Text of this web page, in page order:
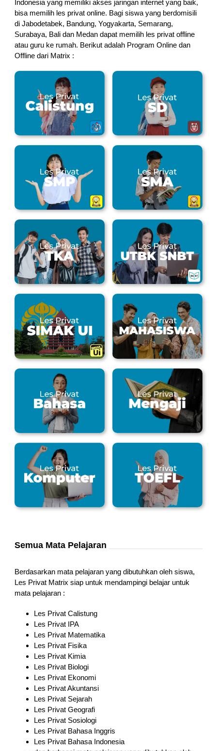
Indonesia yang memiliki akses jaringan internet yang baik,
bisa memilih les privat online. Bagi siswa yang berdomisili
di Jabodetabek, Bandung, Yogyakarta, Semarang,
Surabaya, Bali dan Medan dapat memilih les privat offline
atau guru ke rumah. Berikut adalah Program Online dan
Offline dari Matrix :
Semua Mata Pelajaran
Berdasarkan mata pelajaran yang dibutuhkan oleh siswa,
Les Privat Matrix siap untuk mendampingi belajar untuk
mata pelajaran :
Les Privat Calistung
Les Privat IPA
Les Privat Matematika
Les Privat Fisika
Les Privat Kimia
Les Privat Biologi
Les Privat Ekonomi
Les Privat Akuntansi
Les Privat Sejarah
Les Privat Geografi
Les Privat Sosiologi
Les Privat Bahasa Inggris
Les Privat Bahasa Indonesia